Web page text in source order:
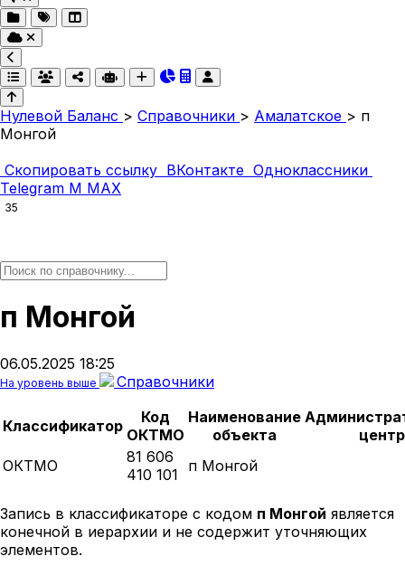
Нулевой Баланс > Справочники > Амалатское > п
Монгой
Скопировать ссылку ВКонтакте Одноклассники
Telegram M MAX
35
п Монгой
06.05.2025 18:25
На уровень выше Справочники
Классификатор
Код
ОКТМО
Наименование
объекта
центр
ОКТМО
81 606
410 101
п Монгой
Запись в классификаторе с кодом п Монгой является
конечной в иерархии и не содержит уточняющих
элементов.